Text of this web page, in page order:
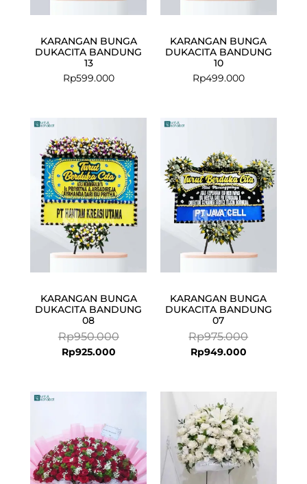
KARANGAN BUNGA
DUKACITA BANDUNG
13
Rp599.000
KARANGAN BUNGA
DUKACITA BANDUNG
10
Rp499.000
KARANGAN BUNGA
DUKACITA BANDUNG
08
Rp950.000
price
was:
Rp950.000.
Rp925.000
price
is:
Rp925.000.
KARANGAN BUNGA
DUKACITA BANDUNG
07
Rp975.000
Rp975.000.
Rp949.000
Rp949.000.